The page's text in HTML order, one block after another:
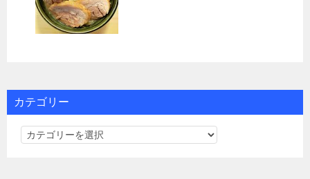
カテゴリー
カ